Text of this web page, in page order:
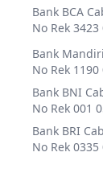
Bank BCA
No Rek 3423
Bank
No Rek
Bank BNI
No Rek 001
Bank BRI
No Rek